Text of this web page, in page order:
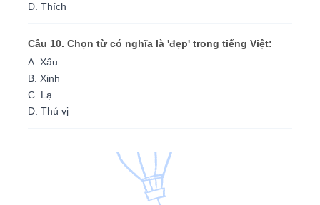
D. Thích
Câu 10. Chọn từ có nghĩa là 'đẹp' trong tiếng Việt:
A. Xấu
B. Xinh
C. Lạ
D. Thú vị